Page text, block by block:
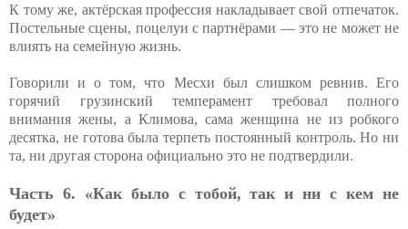
К тому же, актёрская профессия накладывает свой отпечаток.
Постельные сцены, поцелуи с партнёрами — это не может не
влиять на семейную жизнь.
Говорили и о том, что Месхи был слишком ревнив. Его
горячий грузинский темперамент требовал полного
внимания жены, а Климова, сама женщина не из робкого
десятка, не готова была терпеть постоянный контроль. Но ни
та, ни другая сторона официально это не подтвердили.
Часть 6. «Как было с тобой, так и ни с кем не
будет»